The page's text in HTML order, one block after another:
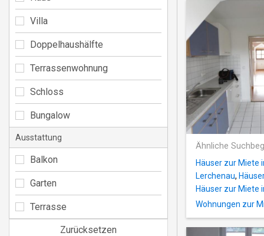
Ähnliche
Häuser zur Miete
Lerchenau,
Häuser zur Miete
Wohnungen zur
Villa
Doppelhaushälfte
Terrassenwohnung
Schloss
Bungalow
Ausstattung
Balkon
Garten
Terrasse
Zurücksetzen